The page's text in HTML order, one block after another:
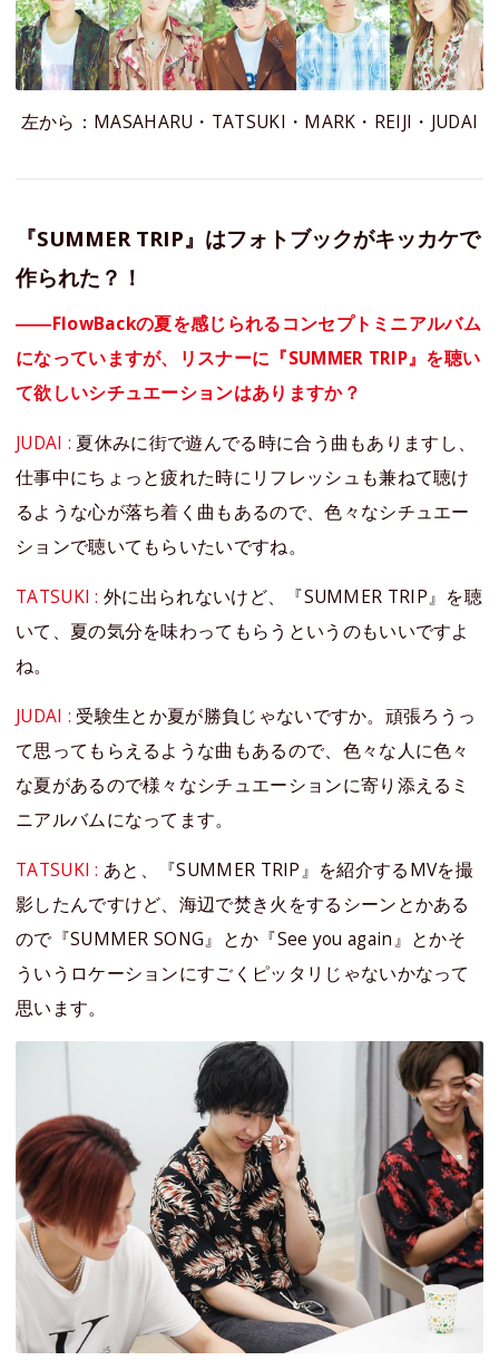
左から：MASAHARU・TATSUKI・MARK・REIJI・JUDAI
『SUMMER TRIP』はフォトブックがキッカケで
作られた？！
――FlowBackの夏を感じられるコンセプトミニアルバム
になっていますが、リスナーに『SUMMER TRIP』を聴い
て欲しいシチュエーションはありますか？
JUDAI : 夏休みに街で遊んでる時に合う曲もありますし、
仕事中にちょっと疲れた時にリフレッシュも兼ねて聴け
るような心が落ち着く曲もあるので、色々なシチュエー
ションで聴いてもらいたいですね。
TATSUKI :外に出られないけど、『SUMMER TRIP』を聴
いて、夏の気分を味わってもらうというのもいいですよ
ね。
JUDAI : 受験生とか夏が勝負じゃないですか。頑張ろうっ
て思ってもらえるような曲もあるので、色々な人に色々
な夏があるので様々なシチュエーションに寄り添えるミ
ニアルバムになってます。
TATSUKI : あと、『SUMMER TRIP』を紹介するMVを撮
影したんですけど、海辺で焚き火をするシーンとかある
ので『SUMMER SONG』とか『See you again』とかそ
ういうロケーションにすごくピッタリじゃないかなって
思います。